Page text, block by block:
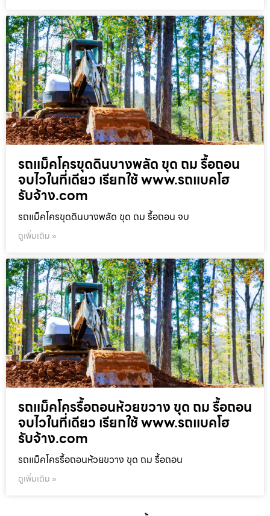
รถแม็คโครขุดดินบางพลัด ขุด ถม รื้อถอน
จบไวในที่เดียว เรียกใช้ www.รถแบคโฮ
รับจ้าง.com
รถแม็คโครขุดดินบางพลัด ขุด ถม รื้อถอน จบ
ดูเพิ่มเติม »
รถแม็คโครรื้อถอนห้วยขวาง ขุด ถม รื้อถอน
จบไวในที่เดียว เรียกใช้ www.รถแบคโฮ
รับจ้าง.com
รถแม็คโครรื้อถอนห้วยขวาง ขุด ถม รื้อถอน
ดูเพิ่มเติม »